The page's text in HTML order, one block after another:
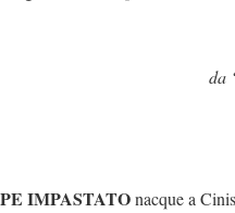
da
IMPASTATOnacque a